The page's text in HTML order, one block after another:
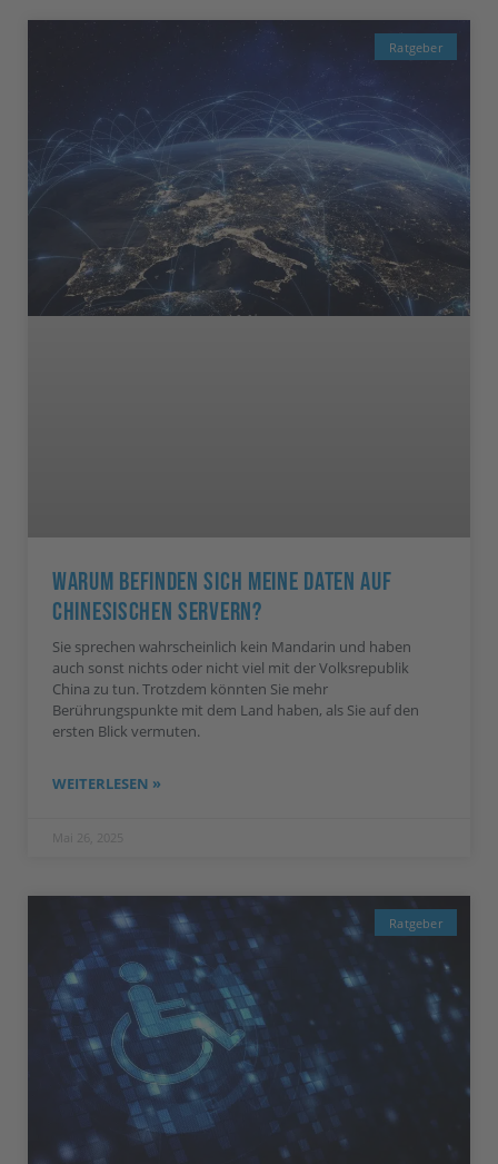
Ratgeber
Warum Befinden Sich Meine Daten Auf
Chinesischen Servern?
Sie sprechen wahrscheinlich kein Mandarin und haben
auch sonst nichts oder nicht viel mit der Volksrepublik
China zu tun. Trotzdem könnten Sie mehr
Berührungspunkte mit dem Land haben, als Sie auf den
ersten Blick vermuten.
WEITERLESEN »
Ratgeber